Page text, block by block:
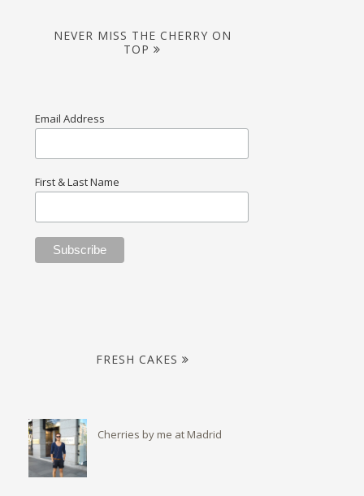
NEVER MISS THE CHERRY ON
TOP
Email Address
First & Last Name
FRESH CAKES
Cherries by me at Madrid